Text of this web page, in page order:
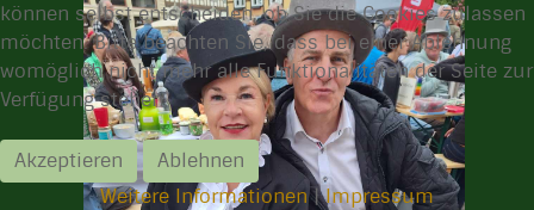
können selbst entscheiden, ob Sie die Cookies zulassen
möchten. Bitte beachten Sie, dass bei einer Ablehnung
womöglich nicht mehr alle Funktionalitäten der Seite zur
Verfügung stehen.
Akzeptieren
Ablehnen
Weitere Informationen|Impressum